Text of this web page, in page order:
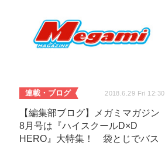
連載・ブログ 2018.6.29 Fri 12:30
【編集部ブログ】メガミマガジン
8月号は『ハイスクールD×D
HERO』大特集！ 袋とじでバス